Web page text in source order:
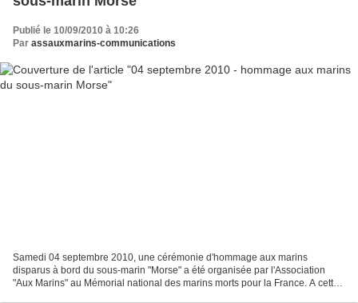
Publié le 10/09/2010 à 10:26
Par assauxmarins-communications
Samedi 04 septembre 2010, une cérémonie d'hommage aux marins
disparus à bord du sous-marin "Morse" a été organisée par l'Association
"Aux Marins" au Mémorial national des marins morts pour la France. A cette